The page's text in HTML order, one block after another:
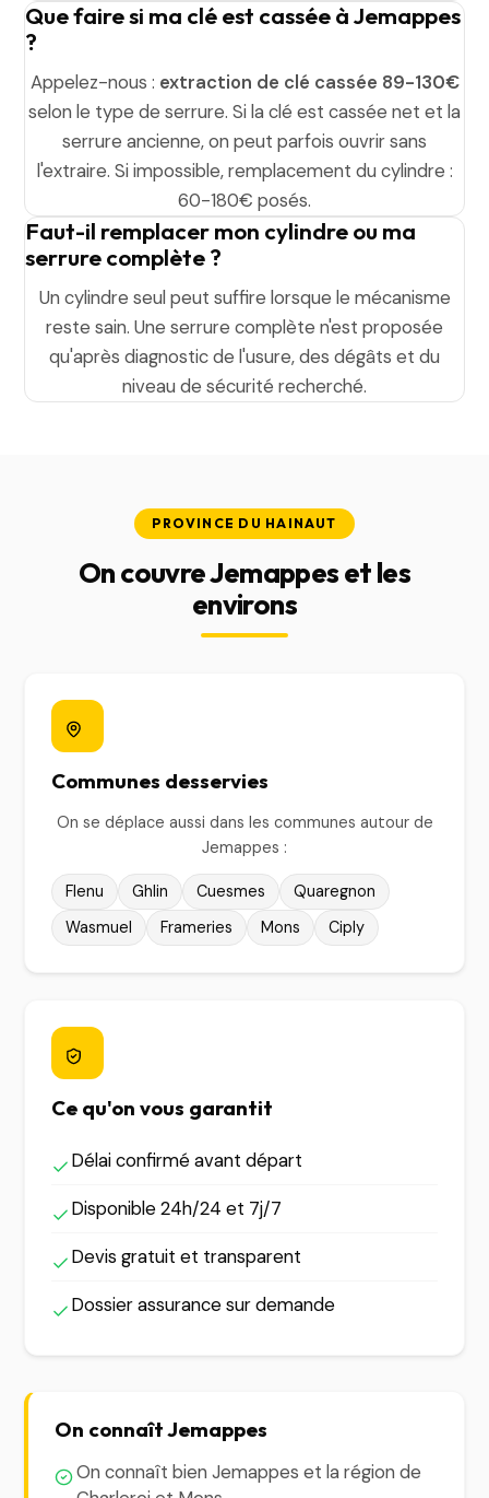
Que faire si ma clé est cassée à Jemappes
?
Appelez-nous : extraction de clé cassée 89-130€
selon le type de serrure. Si la clé est cassée net et la
serrure ancienne, on peut parfois ouvrir sans
l'extraire. Si impossible, remplacement du cylindre :
60-180€ posés.
Faut-il remplacer mon cylindre ou ma
serrure complète ?
Un cylindre seul peut suffire lorsque le mécanisme
reste sain. Une serrure complète n'est proposée
qu'après diagnostic de l'usure, des dégâts et du
niveau de sécurité recherché.
PROVINCE DU HAINAUT
On couvre Jemappes et les
environs
Communes desservies
On se déplace aussi dans les communes autour de
Jemappes :
Flenu Ghlin Cuesmes
Quaregnon
Wasmuel
Frameries Mons Ciply
Ce qu'on vous garantit
Délai confirmé avant départ
Disponible 24h/24 et 7j/7
Devis gratuit et transparent
Dossier assurance sur demande
On connaît Jemappes
On connaît bien Jemappes et la région de